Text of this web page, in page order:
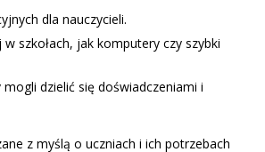
dla nauczycieli.
szkołach, jak komputery czy szybki
dzielić się doświadczeniami i
z myślą o uczniach i ich potrzebach